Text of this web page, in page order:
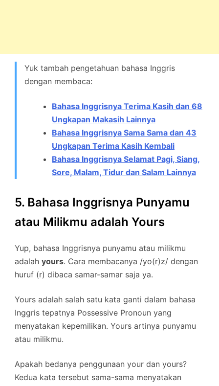
Yuk tambah pengetahuan bahasa Inggris
dengan membaca:
Bahasa Inggrisnya Terima Kasih dan 68
Ungkapan Makasih Lainnya
Bahasa Inggrisnya Sama Sama dan 43
Ungkapan Terima Kasih Kembali
Bahasa Inggrisnya Selamat Pagi, Siang,
Sore, Malam, Tidur dan Salam Lainnya
5. Bahasa Inggrisnya Punyamu
atau Milikmu adalah Yours
Yup, bahasa Inggrisnya punyamu atau milikmu
adalah yours. Cara membacanya /yo(r)z/ dengan
huruf (r) dibaca samar-samar saja ya.
Yours adalah salah satu kata ganti dalam bahasa
Inggris tepatnya Possessive Pronoun yang
menyatakan kepemilikan. Yours artinya punyamu
atau milikmu.
Apakah bedanya penggunaan your dan yours?
Kedua kata tersebut sama-sama menyatakan